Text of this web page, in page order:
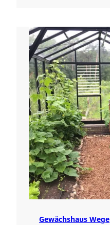
Gewächshaus Wege